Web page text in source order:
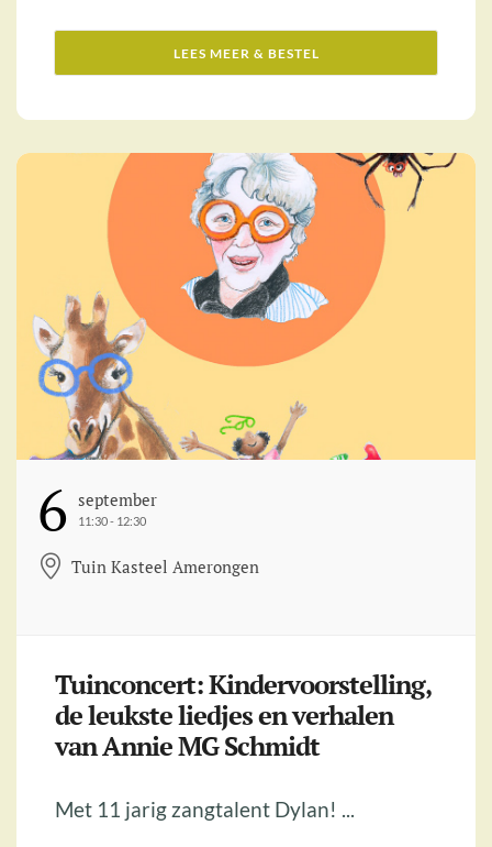
LEES MEER & BESTEL
6 September
11:30 - 12:30
Tuin Kasteel Amerongen
Tuinconcert: Kindervoorstelling,
de leukste liedjes en verhalen
van Annie MG Schmidt
Met 11 jarig zangtalent Dylan! ...